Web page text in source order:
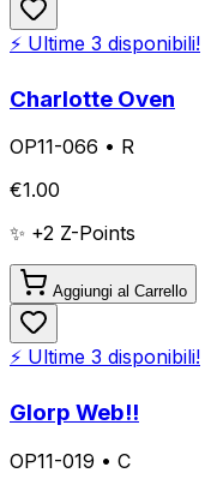
⚡ Ultime 3 disponibili!
Charlotte Oven
OP11-066 • R
€1.00
✨ +2 Z-Points
Aggiungi al Carrello
⚡ Ultime 3 disponibili!
Glorp Web!!
OP11-019 • C